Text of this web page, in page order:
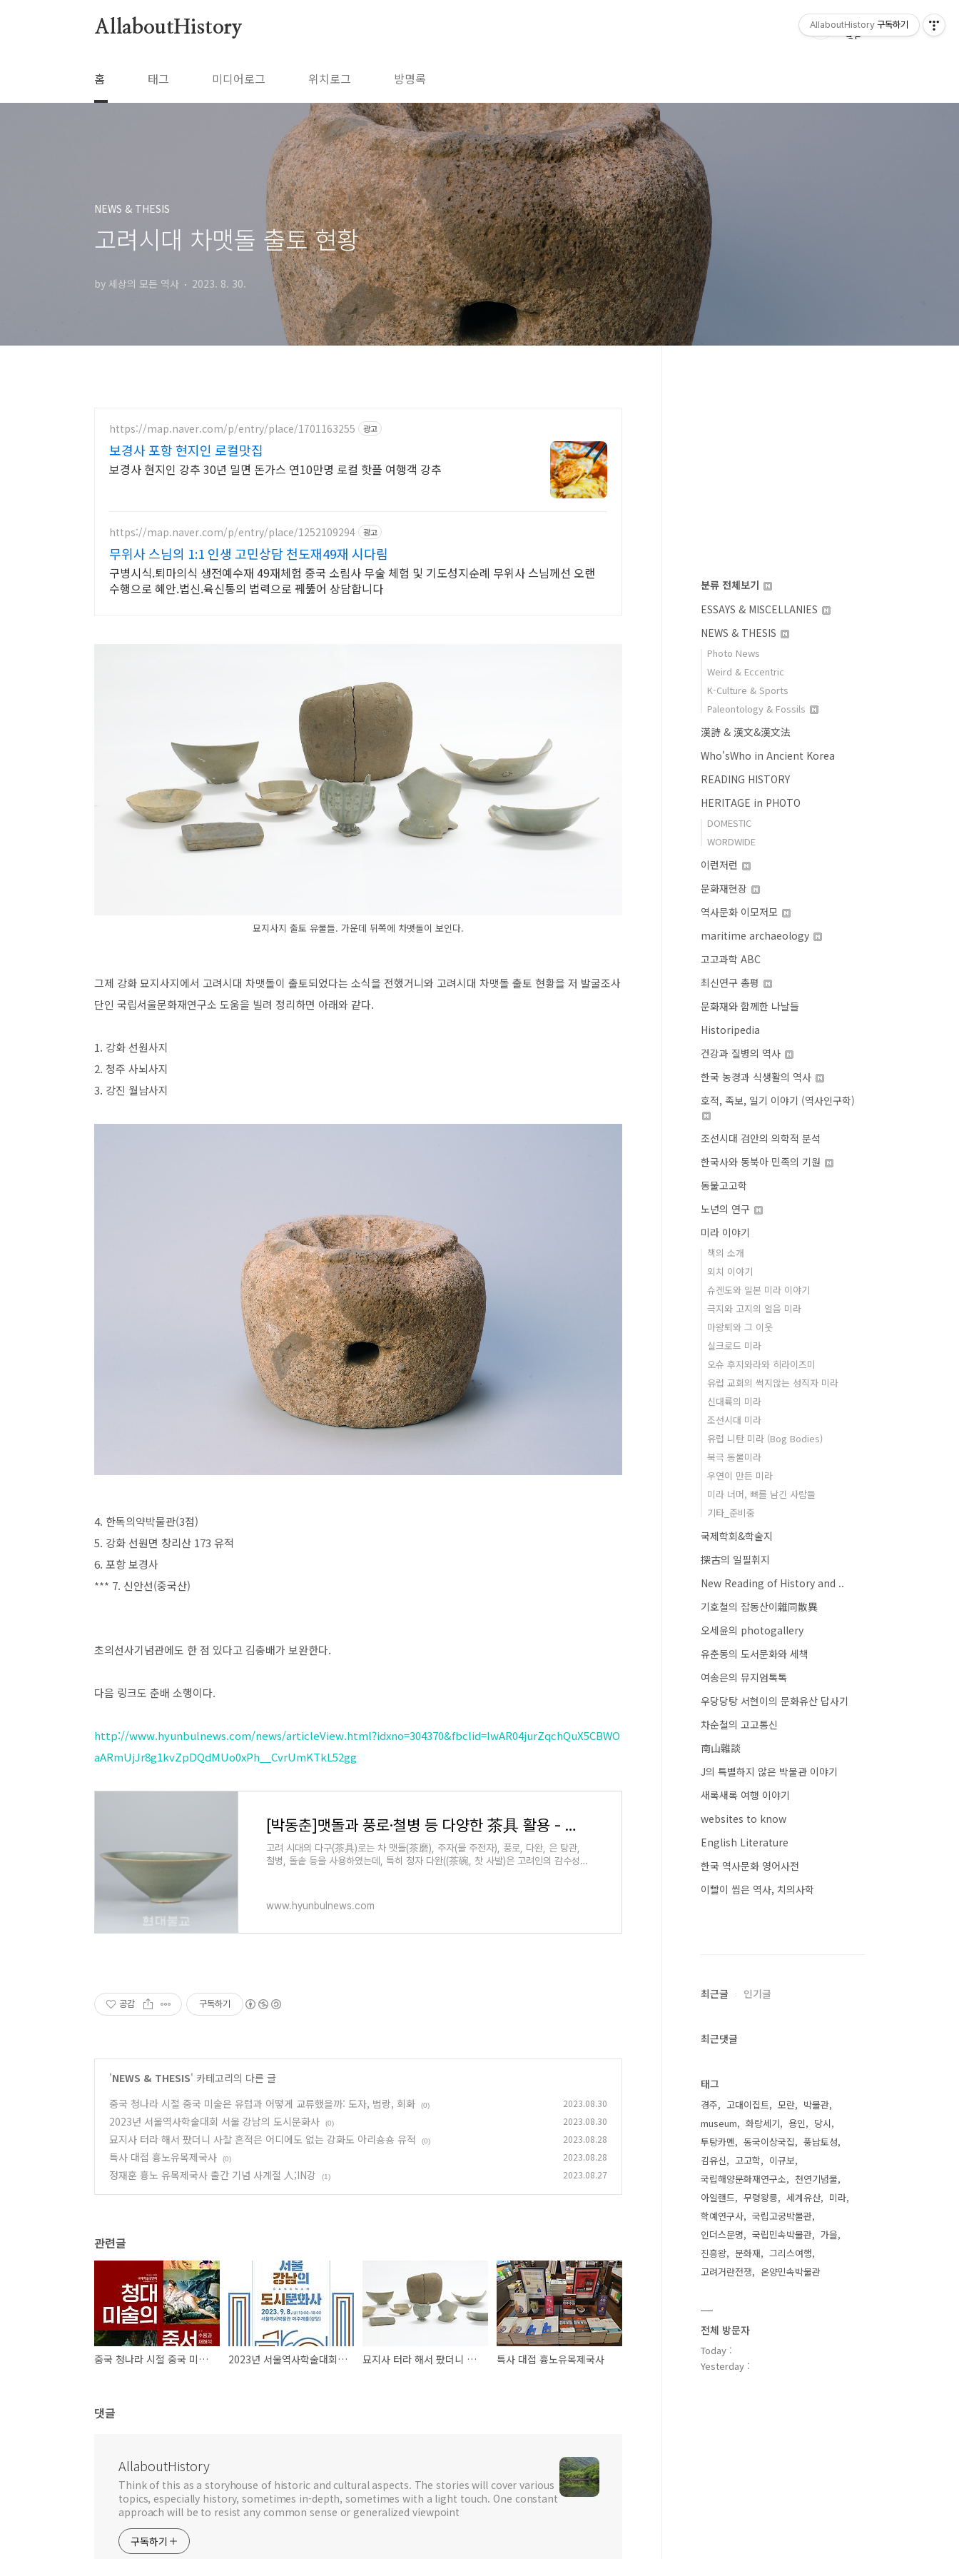
AllaboutHistory
홈 태그 미디어로그 위치로그 방명록
NEWS & THESIS
고려시대 차맷돌 출토 현황
by 세상의 모든 역사 2023. 8. 30.
https://map.naver.com/p/entry/place/1701163255 광고
보경사 포항 현지인 로컬맛집
보경사 현지인 강추 30년 밀면 돈가스 연10만명 로컬 핫플 여행객 강추
https://map.naver.com/p/entry/place/1252109294 광고
무위사 스님의 1:1 인생 고민상담 천도재49재 시다림
구병시식.퇴마의식 생전예수재 49재체험 중국 소림사 무술 체험 및 기도성지순례 무위사 스님께선 오랜
수행으로 혜안.법신.육신통의 법력으로 꿰뚫어 상담합니다
묘지사지 출토 유물들. 가운데 뒤쪽에 차맷돌이 보인다.
그제 강화 묘지사지에서 고려시대 차맷돌이 출토되었다는 소식을 전했거니와 고려시대 차맷돌 출토 현황을 저 발굴조사
단인 국립서울문화재연구소 도움을 빌려 정리하면 아래와 같다.
1. 강화 선원사지
2. 청주 사뇌사지
3. 강진 월남사지
4. 한독의약박물관(3점)
5. 강화 선원면 창리산 173 유적
6. 포항 보경사
*** 7. 신안선(중국산)
초의선사기념관에도 한 점 있다고 김충배가 보완한다.
다음 링크도 춘배 소행이다.
http://www.hyunbulnews.com/news/articleView.html?idxno=304370&fbclid=IwAR04jurZqchQuX5CBWO
aARmUjJr8g1kvZpDQdMUo0xPh__CvrUmKTkL52gg
[박동춘]맷돌과 풍로·철병 등 다양한 茶具 활용 - 현대불교신문
고려 시대의 다구(茶具)로는 차 맷돌(茶磨), 주자(물 주전자), 풍로, 다완, 은 탕관,
철병, 돌솥 등을 사용하였는데, 특히 청자 다완((茶碗, 찻 사발)은 고려인의 감수성과
www.hyunbulnews.com
공감 구독하기
'NEWS & THESIS' 카테고리의 다른 글
중국 청나라 시절 중국 미술은 유럽과 어떻게 교류했을까: 도자, 법랑, 회화
(0) 2023.08.30
2023년 서울역사학술대회 서울 강남의 도시문화사 (0) 2023.08.30
묘지사 터라 해서 팠더니 사찰 흔적은 어디에도 없는 강화도 아리숑숑 유적 (0) 2023.08.28
특사 대접 흉노유목제국사 (0) 2023.08.28
정재훈 흉노 유목제국사 출간 기념 사계절 人;IN강 (1) 2023.08.27
관련글
중국 청나라 시절 중국 미술은 유럽과 어떻게 교류했을까: 도자, 법랑, 회화 2023년 서울역사학술대회 서울 강남의 도시문화사 묘지사 터라 해서 팠더니 사찰 흔적은 어디에도 없는 강화도 아리숑숑 유적 특사 대접 흉노유목제국사
댓글
AllaboutHistory
Think of this as a storyhouse of historic and cultural aspects. The stories will cover various
topics, especially history, sometimes in-depth, sometimes with a light touch. One constant
approach will be to resist any common sense or generalized viewpoint
구독하기
분류 전체보기
ESSAYS & MISCELLANIES
NEWS & THESIS
Photo News
Weird & Eccentric
K-Culture & Sports
Paleontology & Fossils
漢詩 & 漢文&漢文法
Who'sWho in Ancient Korea
READING HISTORY
HERITAGE in PHOTO
DOMESTIC
WORDWIDE
이런저런
문화재현장
역사문화 이모저모
maritime archaeology
고고과학 ABC
최신연구 총평
문화재와 함께한 나날들
Historipedia
건강과 질병의 역사
한국 농경과 식생활의 역사
호적, 족보, 일기 이야기 (역사인구학)
조선시대 검안의 의학적 분석
한국사와 동북아 민족의 기원
동물고고학
노년의 연구
미라 이야기
책의 소개
외치 이야기
슈겐도와 일본 미라 이야기
극지와 고지의 얼음 미라
마왕퇴와 그 이웃
실크로드 미라
오슈 후지와라와 히라이즈미
유럽 교회의 썩지않는 성직자 미라
신대륙의 미라
조선시대 미라
유럽 니탄 미라 (Bog Bodies)
북극 동물미라
우연이 만든 미라
미라 너머, 뼈를 남긴 사람들
기타_준비중
국제학회&학술지
探古의 일필휘지
New Reading of History and ..
기호철의 잡동산이雜同散異
오세윤의 photogallery
유춘동의 도서문화와 세책
여송은의 뮤지엄톡톡
우당당탕 서현이의 문화유산 답사기
차순철의 고고통신
南山雜談
J의 특별하지 않은 박물관 이야기
새록새록 여행 이야기
websites to know
English Literature
한국 역사문화 영어사전
이빨이 씹은 역사, 치의사학
최근글 인기글
최근댓글
태그
경주 고대이집트 모란
박물관
museum
화랑세기 용인
당시
투탕카멘
동국이상국집
풍납토성
김유신
고고학
이규보
국립해양문화재연구소
천연기념물
아일랜드
무령왕릉 세계유산
미라
학예연구사
국립고궁박물관
인더스문명
국립민속박물관
가을
진흥왕
문화재
그리스여행
고려거란전쟁
온양민속박물관
전체 방문자
Today :
Yesterday :
AllaboutHistory 구독하기